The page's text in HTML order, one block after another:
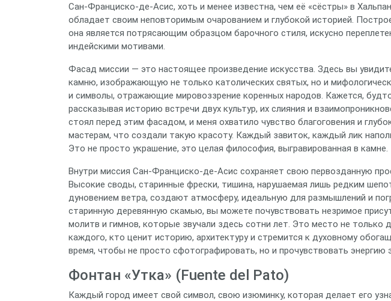
Сан-Франциско-де-Асис, хоть и менее известна, чем её «сёстры» в
обладает своим неповторимым очарованием и глубокой историей.
она является потрясающим образцом барочного стиля, искусно
индейскими мотивами.
Фасад миссии — это настоящее произведение искусства. Здесь вы
камню, изображающую не только католических святых, но и
и символы, отражающие мировоззрение коренных народов. Кажется,
рассказывая историю встречи двух культур, их слияния и
стоял перед этим фасадом, и меня охватило чувство благоговения и
мастерам, что создали такую красоту. Каждый завиток, каждый лик
Это не просто украшение, это целая философия, выгравированная в камне.
Внутри миссия Сан-Франциско-де-Асис сохраняет свою первозданную
Высокие своды, старинные фрески, тишина, нарушаемая лишь редким
дуновением ветра, создают атмосферу, идеальную для размышлений и
старинную деревянную скамью, вы можете почувствовать незримое
молитв и гимнов, которые звучали здесь сотни лет. Это место не только
каждого, кто ценит историю, архитектуру и стремится к духовному
время, чтобы не просто сфотографировать, но и прочувствовать энергию
Фонтан «Утка» (Fuente del Pato)
Каждый город имеет свой символ, свою изюминку, которая делает его